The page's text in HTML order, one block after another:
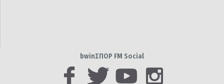
bwinΣΠΟΡ FM Social